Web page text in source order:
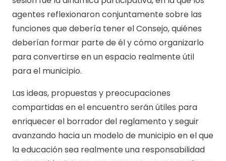
agentes reflexionaron conjuntamente sobre las
funciones que debería tener el Consejo, quiénes
deberían formar parte de él y cómo organizarlo
para convertirse en un espacio realmente útil
para el municipio.
Las ideas, propuestas y preocupaciones
compartidas en el encuentro serán útiles para
enriquecer el borrador del reglamento y seguir
avanzando hacia un modelo de municipio en el que
la educación sea realmente una responsabilidad